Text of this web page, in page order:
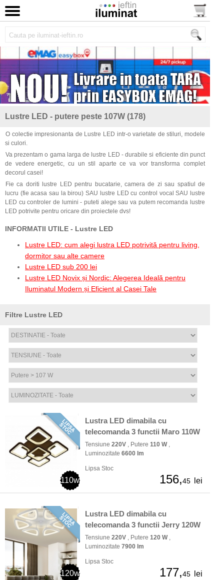
Lustre LED - putere peste 107W (178)
O colectie impresionanta de Lustre LED intr-o varietate de stiluri, modele
si culori.
Va prezentam o gama larga de lustre LED - durabile si eficiente din punct
de vedere energetic, cu un stil aparte ce va vor transforma complet
decorul casei!
Fie ca doriti lustre LED pentru bucatarie, camera de zi sau spatiul de
lucru (fie acasa sau la birou) SAU lustre LED cu control vocal SAU lustre
LED cu controler de lumini - puteti alege sau va putem recomanda lustre
LED potrivite pentru oricare din proiectele dvs!
INFORMATII UTILE - Lustre LED
Lustre LED: cum alegi lustra LED potrivită pentru living,
dormitor sau alte camere
Lustre LED sub 200 lei
Lustre LED Novix și Nordic: Alegerea Ideală pentru
Iluminatul Modern și Eficient al Casei Tale
Filtre Lustre LED
110w
Lustra LED dimabila cu
telecomanda 3 functii Maro 110W
Tensiune 220V , Putere 110 W,
Luminozitate 6600 lm
Lipsa Stoc
156,45 lei
120w
Lustra LED dimabila cu
telecomanda 3 functii Jerry 120W
Tensiune 220V , Putere 120 W,
Luminozitate 7900 lm
Lipsa Stoc
177,45 lei